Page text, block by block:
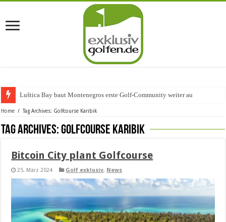
Luštica Bay baut Montenegros erste Golf-Community weiter aus
Home / Tag Archives: Golfcourse Karibik
Tag Archives:Golfcourse Karibik
Bitcoin City plant Golfcourse
25. März 2024 Golf exklusiv, News